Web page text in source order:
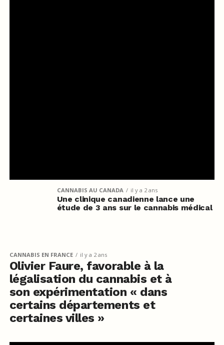
CANNABIS AU CANADA il y a 2 ans
Une clinique canadienne lance une
étude de 3 ans sur le cannabis médical
CANNABIS EN FRANCE il y a 2 ans
Olivier Faure, favorable à la
légalisation du cannabis et à
son expérimentation « dans
certains départements et
certaines villes »